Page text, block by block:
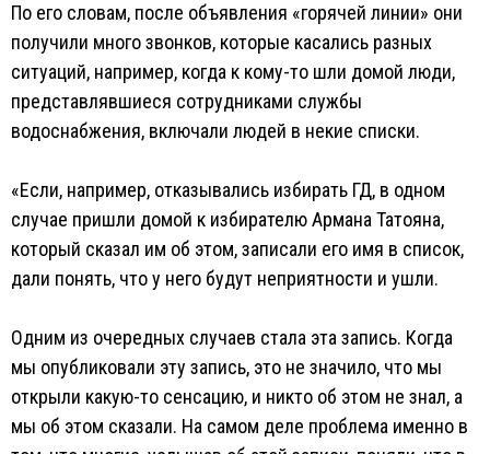
По его словам, после объявления «горячей линии» они
получили много звонков, которые касались разных
ситуаций, например, когда к кому-то шли домой люди,
представлявшиеся сотрудниками службы
водоснабжения, включали людей в некие списки.
«Если, например, отказывались избирать ГД, в одном
случае пришли домой к избирателю Армана Татояна,
который сказал им об этом, записали его имя в список,
дали понять, что у него будут неприятности и ушли.
Одним из очередных случаев стала эта запись. Когда
мы опубликовали эту запись, это не значило, что мы
открыли какую-то сенсацию, и никто об этом не знал, а
мы об этом сказали. На самом деле проблема именно в